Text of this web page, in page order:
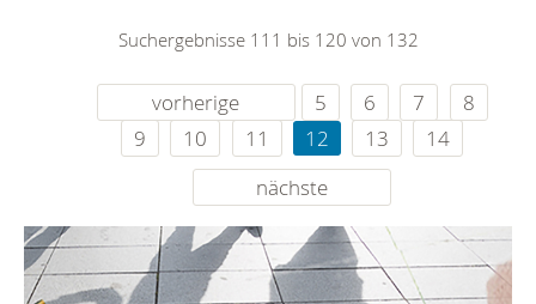
Suchergebnisse 111 bis 120 von 132
vorherige 5 6 7
8
9
10 11 12 13
14
nächste